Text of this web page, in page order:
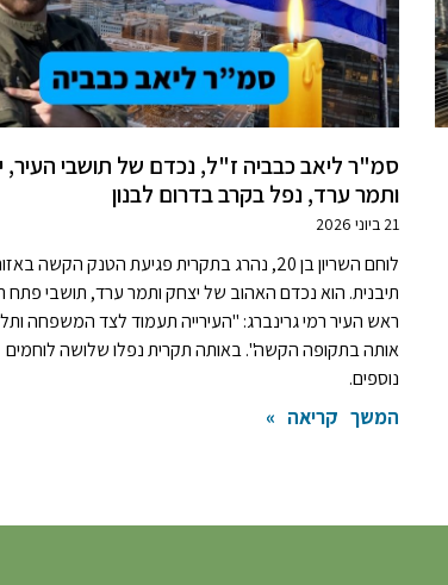
סמ"ר ליאב כבביה ז"ל, נכדם של תושבי העיר,
ותמר ערד, נפל בקרב בדרום לבנון
21 ביוני 2026
לוחם השריון בן 20, נהרג בתקרית פגיעת הטנק הקשה
תיבנית. הוא נכדם האהוב של יצחק ותמר ערד, תושבי פתח
ראש העיר רמי גרינברג: "העירייה תעמוד לצד המשפחה
אותה בתקופה הקשה". באותה תקרית נפלו שלושה לוחמים
נוספים.
המשך קריאה »